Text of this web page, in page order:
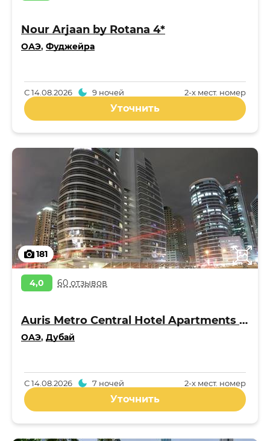
Nour Arjaan by Rotana 4*
ОАЭ, Фуджейра
2-x мест. номер
С14.08.2026 9 ночей
Уточнить
181
4,0 60 отзывов
Auris Metro Central Hotel Apartments 4*
ОАЭ, Дубай
2-x мест. номер
С14.08.2026 7 ночей
Уточнить